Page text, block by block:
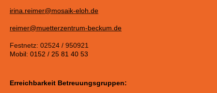
irina.reimer@mosaik-eloh.de
reimer@muetterzentrum-beckum.de
Festnetz: 02524 / 950921
Mobil: 0152 / 25 81 40 53
Erreichbarkeit Betreuungsgruppen: